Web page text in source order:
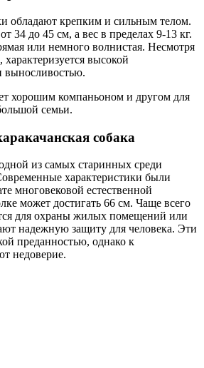
обладают крепким и сильным телом.
34 до 45 см, а вес в пределах 9-13 кг.
или немного волнистая. Несмотря
высокой
выносливостью.
хорошим компаньоном и другом для
семьи.
собака
из самых старинных среди
характеристики были
многовековой естественной
может достигать 66 см. Чаще всего
для охраны жилых помещений или
надежную защиту для человека. Эти
преданностью, однако к
недоверие.